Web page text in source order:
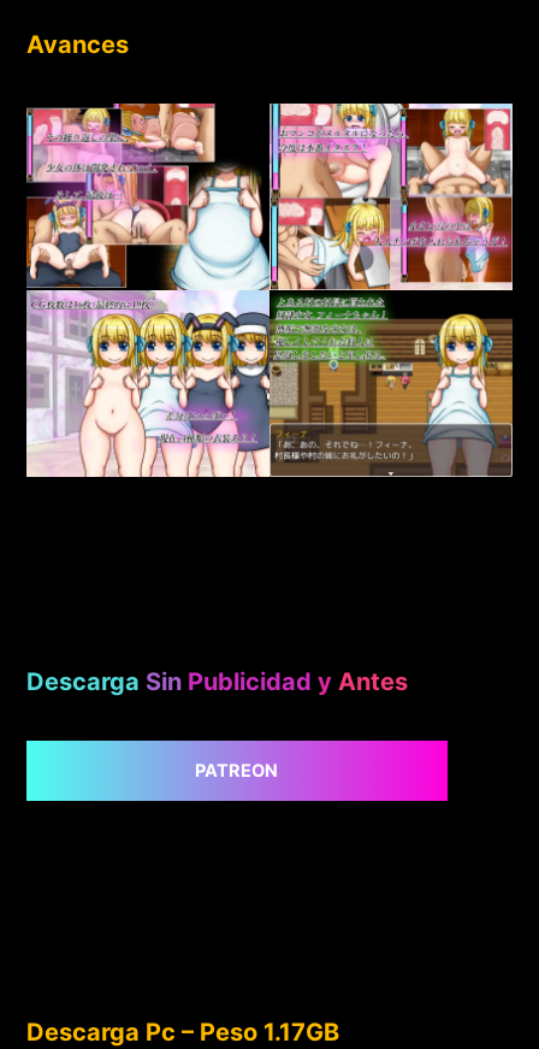
Avances
Descarga Sin Publicidad y Antes
PATREON
Descarga Pc – Peso 1.17GB